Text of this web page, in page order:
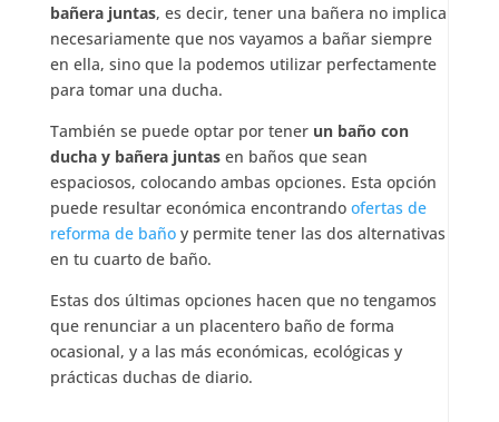
bañera juntas, es decir, tener una bañera no implica
necesariamente que nos vayamos a bañar siempre
en ella, sino que la podemos utilizar perfectamente
para tomar una ducha.
También se puede optar por tener un baño con
ducha y bañera juntas en baños que sean
espaciosos, colocando ambas opciones. Esta opción
puede resultar económica encontrando ofertas de
reforma de bañoy permite tener las dos alternativas
en tu cuarto de baño.
Estas dos últimas opciones hacen que no tengamos
que renunciar a un placentero baño de forma
ocasional, y a las más económicas, ecológicas y
prácticas duchas de diario.